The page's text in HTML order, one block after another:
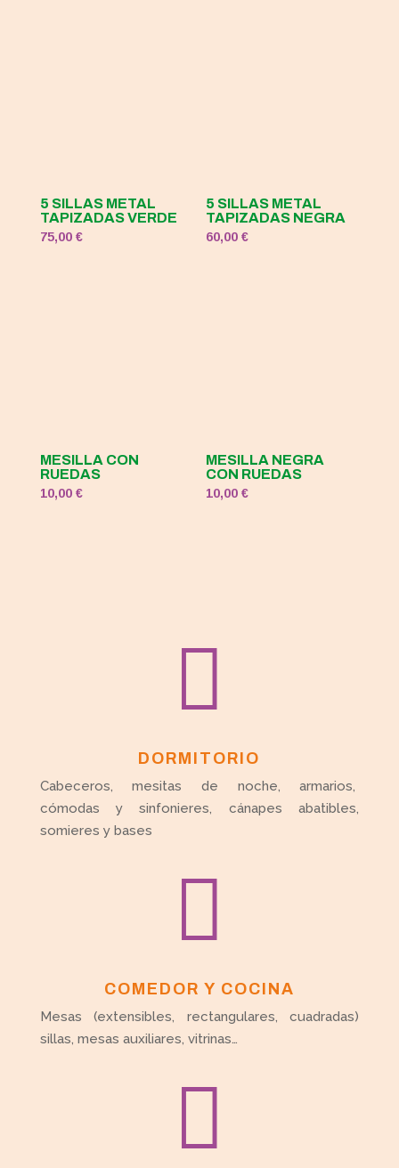
5 SILLAS METAL
TAPIZADAS VERDE
75,00 €
5 SILLAS METAL
TAPIZADAS NEGRA
60,00€
MESILLA CON
RUEDAS
10,00 €
MESILLA NEGRA
CON RUEDAS
10,00€

DORMITORIO
Cabeceros, mesitas de noche, armarios,
cómodas y sinfonieres, cánapes abatibles,
somieres y bases

COMEDOR Y COCINA
Mesas (extensibles, rectangulares, cuadradas)
sillas, mesas auxiliares, vitrinas…
